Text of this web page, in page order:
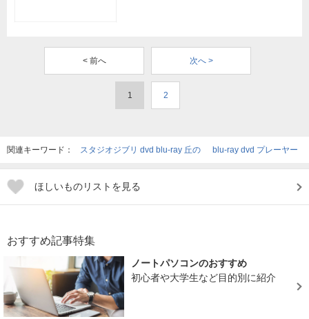
< 前へ 次へ >
1 2
関連キーワード： スタジオジブリ dvd blu-ray 丘の blu-ray dvd プレーヤー
ほしいものリストを見る
おすすめ記事特集
ノートパソコンのおすすめ
初心者や大学生など目的別に紹介